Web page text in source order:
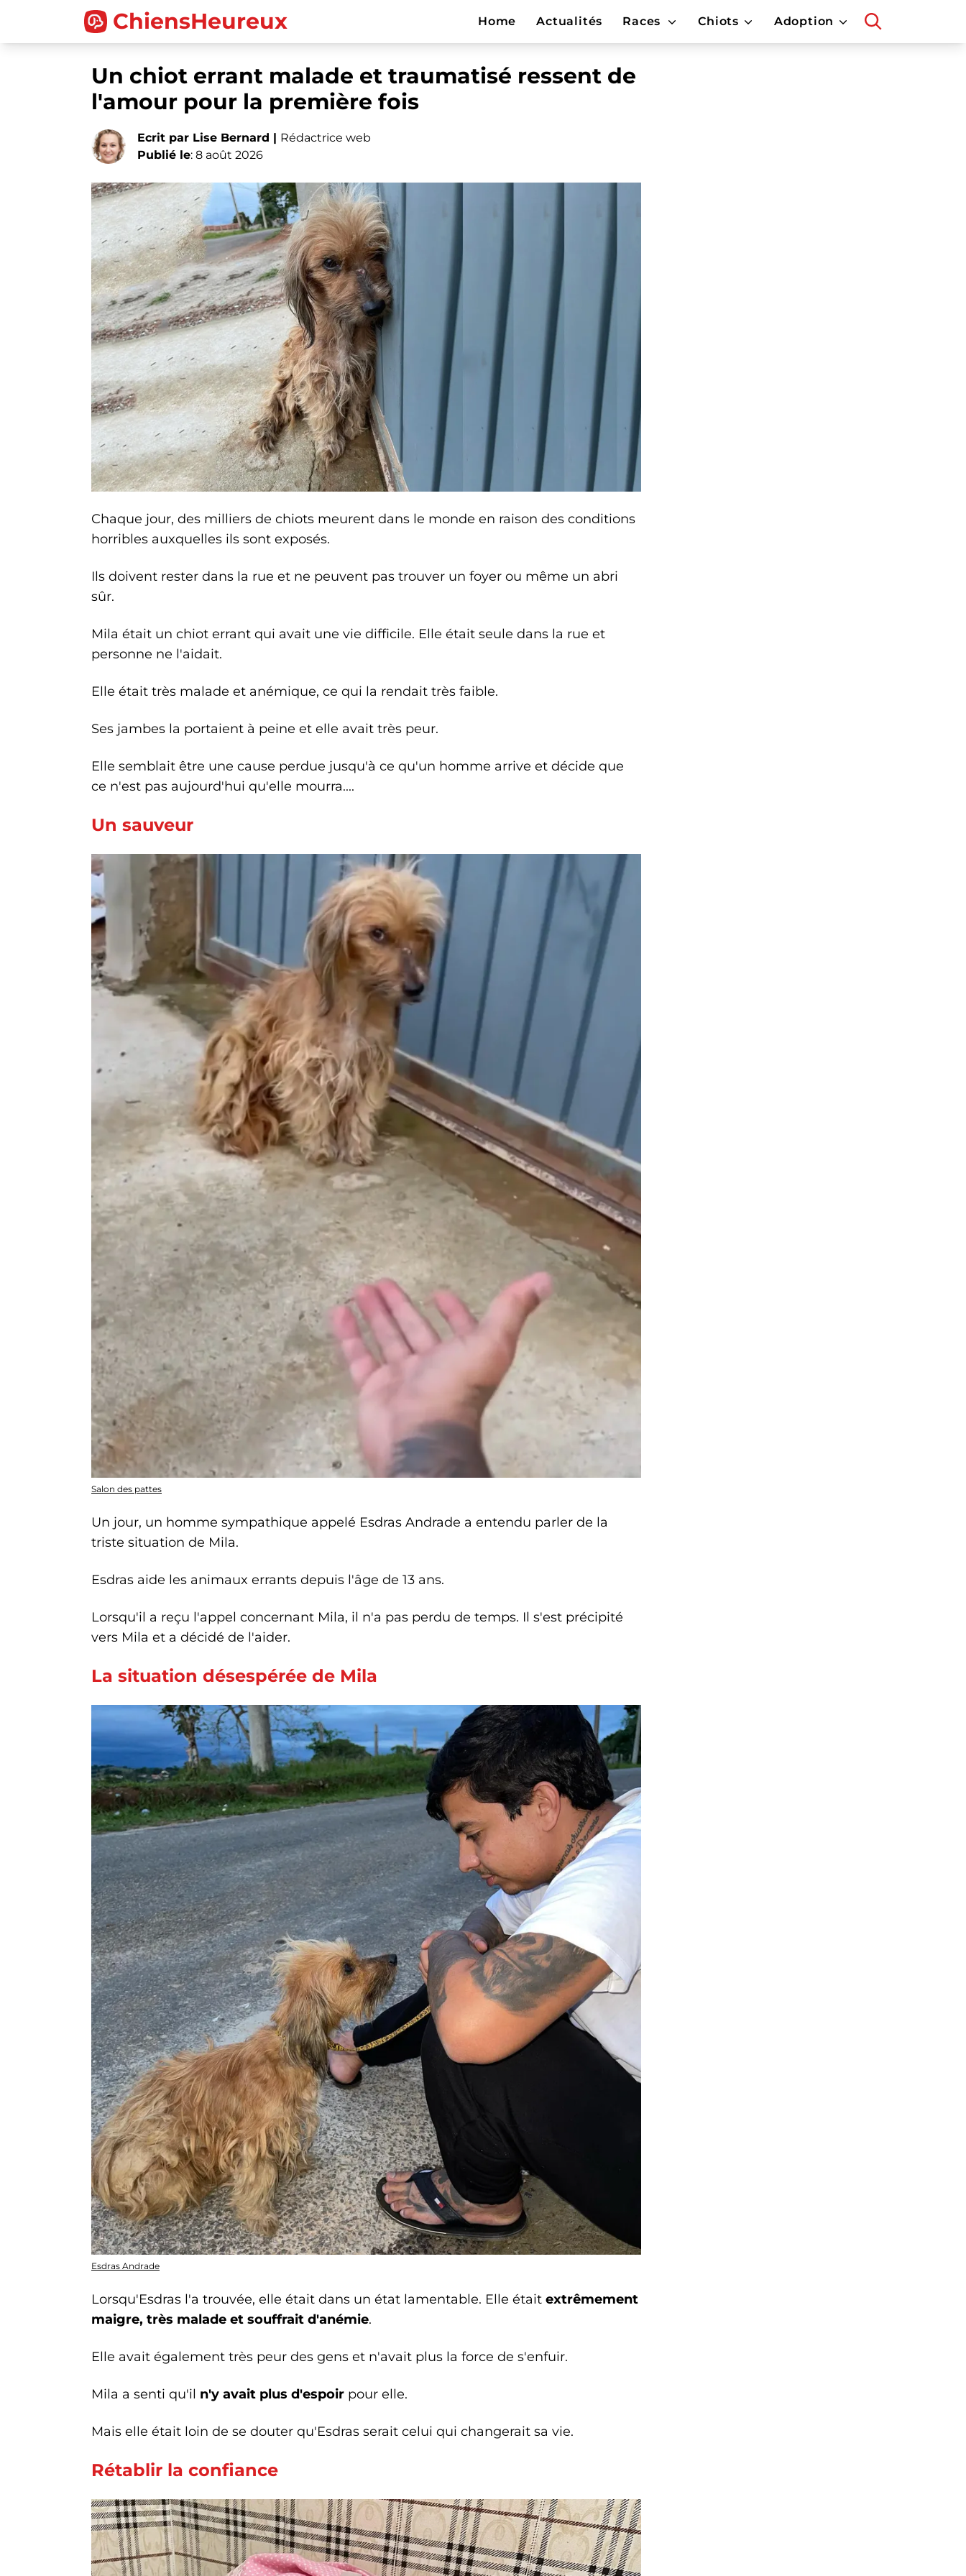
ChiensHeureux Home Actualités Races Chiots Adoption
Un chiot errant malade et traumatisé ressent de
l'amour pour la première fois
Ecrit par Lise Bernard | Rédactrice web
Publié le: 8 août 2026
Chaque jour, des milliers de chiots meurent dans le monde en raison des conditions
horribles auxquelles ils sont exposés.
Ils doivent rester dans la rue et ne peuvent pas trouver un foyer ou même un abri
sûr.
Mila était un chiot errant qui avait une vie difficile. Elle était seule dans la rue et
personne ne l'aidait.
Elle était très malade et anémique, ce qui la rendait très faible.
Ses jambes la portaient à peine et elle avait très peur.
Elle semblait être une cause perdue jusqu'à ce qu'un homme arrive et décide que
ce n'est pas aujourd'hui qu'elle mourra....
Un sauveur
Salon des pattes
Un jour, un homme sympathique appelé Esdras Andrade a entendu parler de la
triste situation de Mila.
Esdras aide les animaux errants depuis l'âge de 13 ans.
Lorsqu'il a reçu l'appel concernant Mila, il n'a pas perdu de temps. Il s'est précipité
vers Mila et a décidé de l'aider.
La situation désespérée de Mila
Esdras Andrade
Lorsqu'Esdras l'a trouvée, elle était dans un état lamentable. Elle était extrêmement
maigre, très malade et souffrait d'anémie.
Elle avait également très peur des gens et n'avait plus la force de s'enfuir.
Mila a senti qu'il n'y avait plus d'espoir pour elle.
Mais elle était loin de se douter qu'Esdras serait celui qui changerait sa vie.
Rétablir la confiance